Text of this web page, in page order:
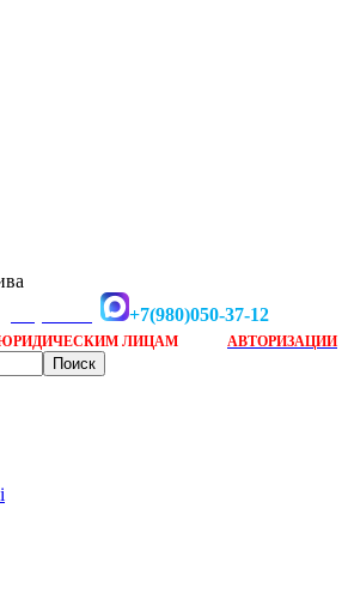
+7(980)050-37-12
ЛИЦАМ АВТОРИЗАЦИИ